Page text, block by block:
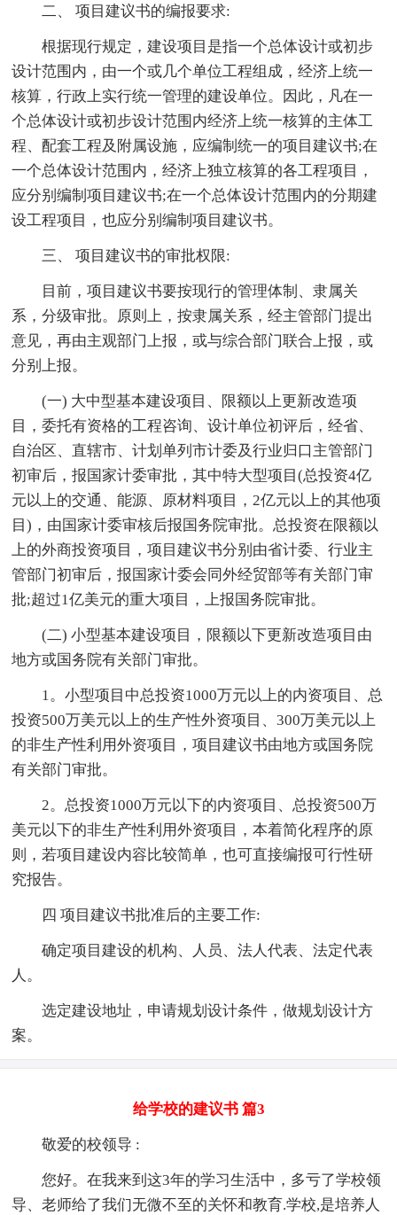
二、 项目建议书的编报要求:
根据现行规定，建设项目是指一个总体设计或初步
设计范围内，由一个或几个单位工程组成，经济上统一
核算，行政上实行统一管理的建设单位。因此，凡在一
个总体设计或初步设计范围内经济上统一核算的主体工
程、配套工程及附属设施，应编制统一的项目建议书;在
一个总体设计范围内，经济上独立核算的各工程项目，
应分别编制项目建议书;在一个总体设计范围内的分期建
设工程项目，也应分别编制项目建议书。
三、 项目建议书的审批权限:
目前，项目建议书要按现行的管理体制、隶属关
系，分级审批。原则上，按隶属关系，经主管部门提出
意见，再由主观部门上报，或与综合部门联合上报，或
分别上报。
(一) 大中型基本建设项目、限额以上更新改造项
目，委托有资格的工程咨询、设计单位初评后，经省、
自治区、直辖市、计划单列市计委及行业归口主管部门
初审后，报国家计委审批，其中特大型项目(总投资4亿
元以上的交通、能源、原材料项目，2亿元以上的其他项
目)，由国家计委审核后报国务院审批。总投资在限额以
上的外商投资项目，项目建议书分别由省计委、行业主
管部门初审后，报国家计委会同外经贸部等有关部门审
批;超过1亿美元的重大项目，上报国务院审批。
(二) 小型基本建设项目，限额以下更新改造项目由
地方或国务院有关部门审批。
1。小型项目中总投资1000万元以上的内资项目、总
投资500万美元以上的生产性外资项目、300万美元以上
的非生产性利用外资项目，项目建议书由地方或国务院
有关部门审批。
2。总投资1000万元以下的内资项目、总投资500万
美元以下的非生产性利用外资项目，本着简化程序的原
则，若项目建设内容比较简单，也可直接编报可行性研
究报告。
四 项目建议书批准后的主要工作:
确定项目建设的机构、人员、法人代表、法定代表
人。
选定建设地址，申请规划设计条件，做规划设计方
案。
给学校的建议书 篇3
敬爱的校领导 :
您好。在我来到这3年的学习生活中，多亏了学校领
导、老师给了我们无微不至的关怀和教育.学校,是培养人